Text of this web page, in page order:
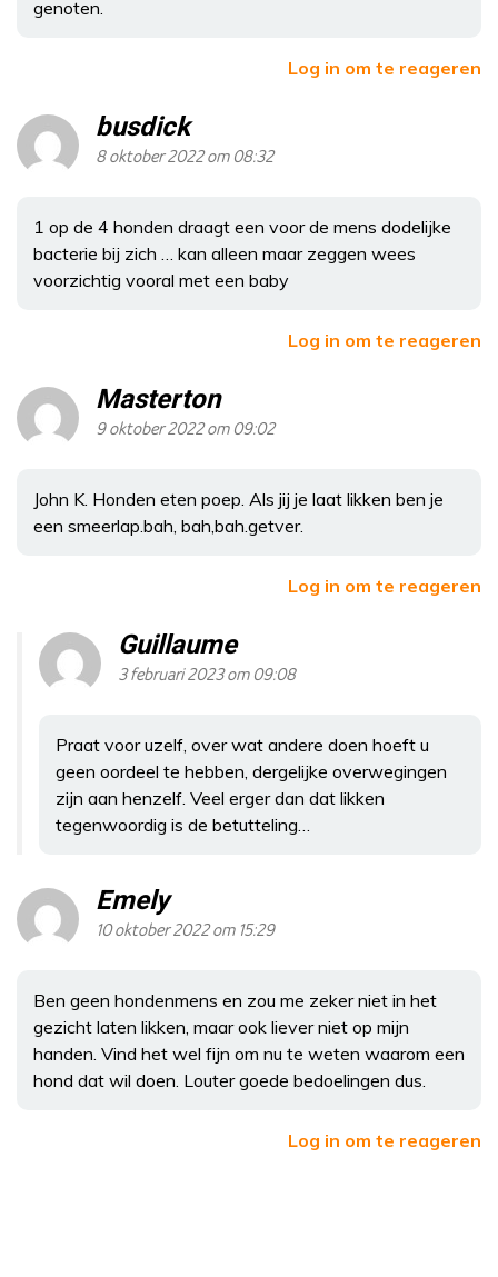
genoten.
Log in om te reageren
busdick
8 oktober 2022 om 08:32
1 op de 4 honden draagt een voor de mens dodelijke
bacterie bij zich … kan alleen maar zeggen wees
voorzichtig vooral met een baby
Log in om te reageren
Masterton
9 oktober 2022 om 09:02
John K. Honden eten poep. Als jij je laat likken ben je
een smeerlap.bah, bah,bah.getver.
Log in om te reageren
Guillaume
3 februari 2023 om 09:08
Praat voor uzelf, over wat andere doen hoeft u
geen oordeel te hebben, dergelijke overwegingen
zijn aan henzelf. Veel erger dan dat likken
tegenwoordig is de betutteling…
Emely
10 oktober 2022 om 15:29
Ben geen hondenmens en zou me zeker niet in het
gezicht laten likken, maar ook liever niet op mijn
handen. Vind het wel fijn om nu te weten waarom een
hond dat wil doen. Louter goede bedoelingen dus.
Log in om te reageren